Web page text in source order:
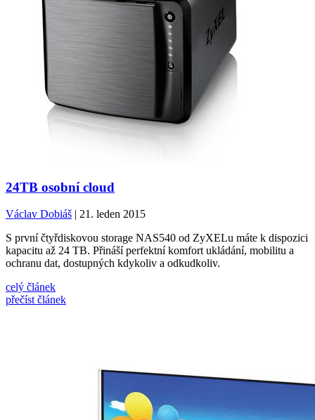
24TB osobní cloud
Václav Dobiáš | 21. leden 2015
S první čtyřdiskovou storage NAS540 od ZyXELu máte k dispozici
kapacitu až 24 TB. Přináší perfektní komfort ukládání, mobilitu a
ochranu dat, dostupných kdykoliv a odkudkoliv.
celý článek
přečíst článek